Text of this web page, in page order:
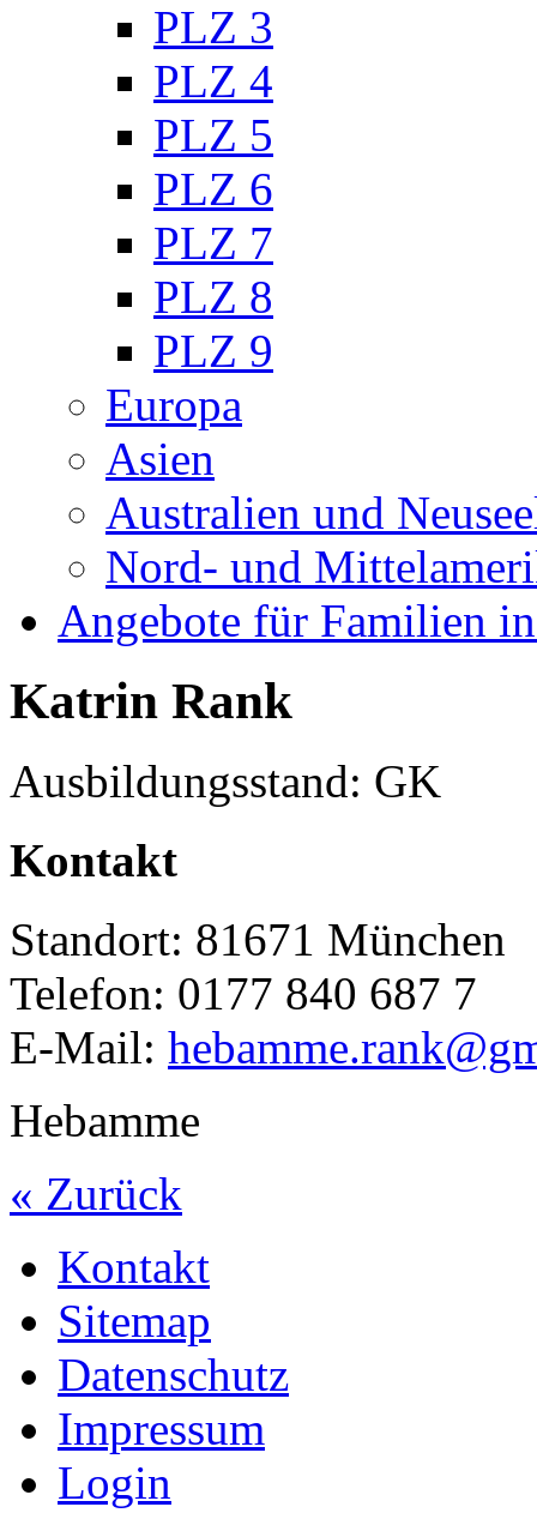
PLZ 3
PLZ 4
PLZ 5
PLZ 6
PLZ 7
PLZ 8
PLZ 9
Europa
Asien
Australien und
Nord- und
Angebote für Familien
Katrin Rank
Ausbildungsstand: GK
Kontakt
Standort: 81671 München
Telefon: 0177 840 687 7
E-Mail:
Hebamme
« Zurück
Kontakt
Sitemap
Datenschutz
Impressum
Login